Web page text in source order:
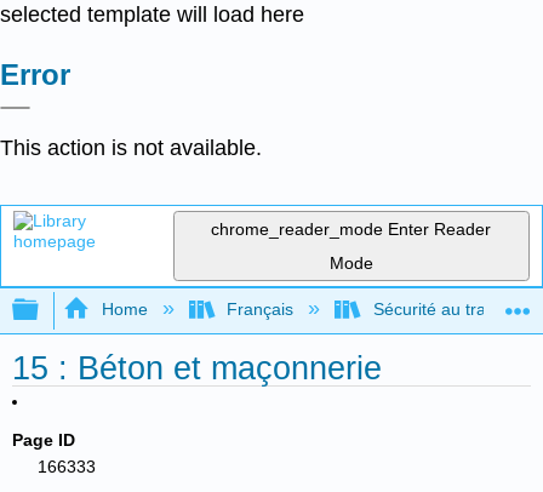
selected template will load here
Error
This action is not available.
chrome_reader_mode Enter Reader
Mode
Expand/collapse global hierarchy
Home Français Sécurité au travail
15 : Béton et maçonnerie
Page ID
166333